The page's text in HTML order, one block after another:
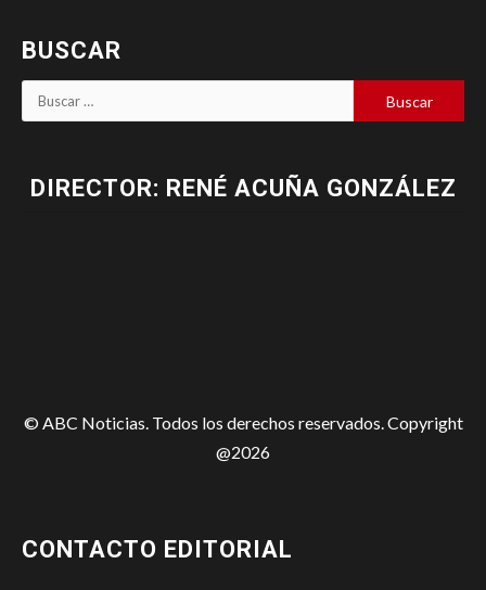
BUSCAR
DIRECTOR: RENÉ ACUÑA GONZÁLEZ
© ABC Noticias. Todos los derechos reservados. Copyright
@2026
CONTACTO EDITORIAL